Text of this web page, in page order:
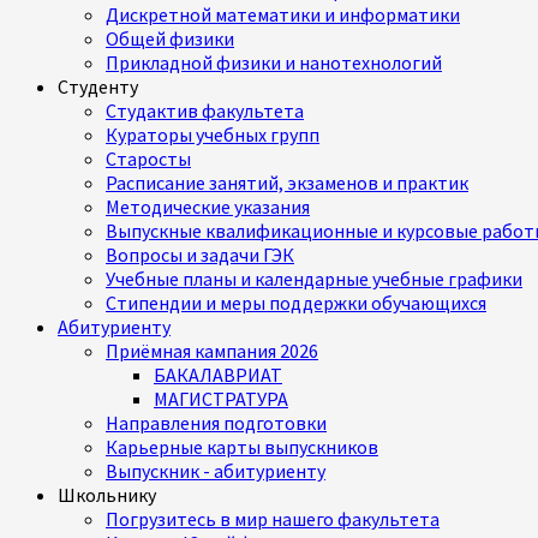
Дискретной математики и информатики
Общей физики
Прикладной физики и нанотехнологий
Студенту
Студактив факультета
Кураторы учебных групп
Старосты
Расписание занятий, экзаменов и практик
Методические указания
Выпускные квалификационные и курсовые
Вопросы и задачи ГЭК
Учебные планы и календарные учебные графики
Стипендии и меры поддержки обучающихся
Абитуриенту
Приёмная кампания 2026
БАКАЛАВРИАТ
МАГИСТРАТУРА
Направления подготовки
Карьерные карты выпускников
Выпускник - абитуриенту
Школьнику
Погрузитесь в мир нашего факультета